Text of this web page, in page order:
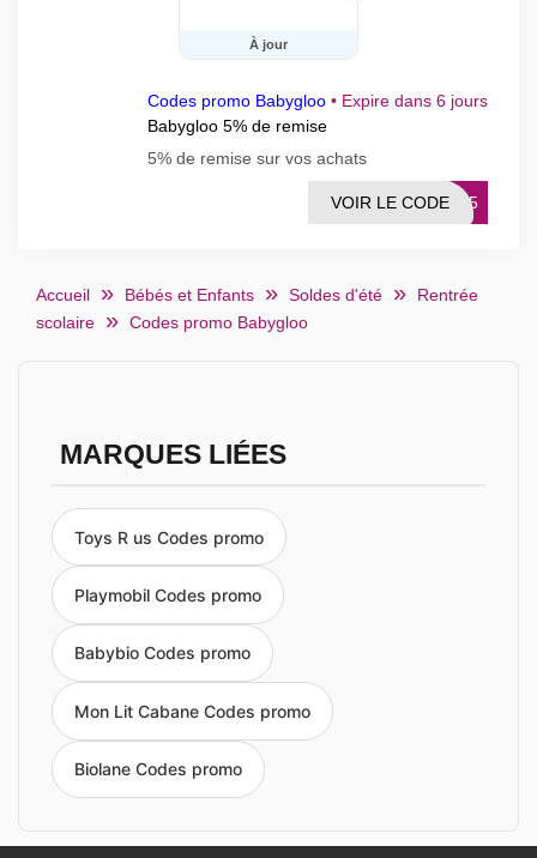
À jour
Codes promo Babygloo • Expire dans 6 jours
Babygloo 5% de remise
5% de remise sur vos achats
ISE5
VOIR LE CODE
Accueil Bébés et Enfants Soldes d'été
Rentrée
scolaire
Codes promo Babygloo
MARQUES LIÉES
Toys R us Codes promo
Playmobil Codes promo
Babybio Codes promo
Mon Lit Cabane Codes promo
Biolane Codes promo